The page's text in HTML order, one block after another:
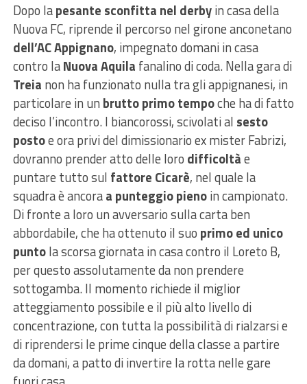
Dopo lapesante sconfitta nel derbyin casa della
Nuova FC, riprende il percorso nel girone anconetano
dell’AC Appignano, impegnato domani in casa
contro laNuova Aquila fanalino di coda. Nella gara di
Treia non ha funzionato nulla tra gli appignanesi, in
particolare in un brutto primo tempoche ha di fatto
deciso l’incontro. I biancorossi, scivolati al sesto
postoe ora privi del dimissionario ex mister Fabrizi,
dovranno prender atto delle loro difficoltàe
puntare tutto sul fattore Cicarè, nel quale la
squadra è ancoraa punteggio pienoin campionato.
Di fronte a loro un avversario sulla carta ben
abbordabile, che ha ottenuto il suo primo ed unico
puntola scorsa giornata in casa contro il Loreto B,
per questo assolutamente da non prendere
sottogamba. Il momento richiede il miglior
atteggiamento possibile e il più alto livello di
concentrazione, con tutta la possibilità di rialzarsi e
di riprendersi le prime cinque della classe a partire
da domani, a patto di invertire la rotta nelle gare